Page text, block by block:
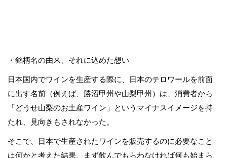
・銘柄名の由来、それに込めた想い
日本国内でワインを生産する際に、日本のテロワールを前面
に出す名前（例えば、勝沼甲州や山梨甲州）は、消費者から
「どうせ山梨のお土産ワイン」というマイナスイメージを持
たれ、見向きもされなかった。
そこで、日本で生産されたワインを販売するのに必要なこと
は何かと考えた結果、まず飲んでもらわなければ何も始まら